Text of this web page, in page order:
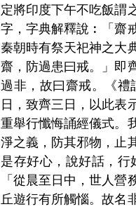
定將印度下午不吃飯謂
字，字典解釋說︰「齋
秦朝時有祭天祀神之大
齋，防過患曰戒。」即
過非，故曰齋戒。《
日，致齊三日，以此表
重舉行懺悔誦經儀式。
淨之義，防其邪物，止
是存好心，說好話，行
「從晨至日中，世人
丘遊行有所觸惱。故名